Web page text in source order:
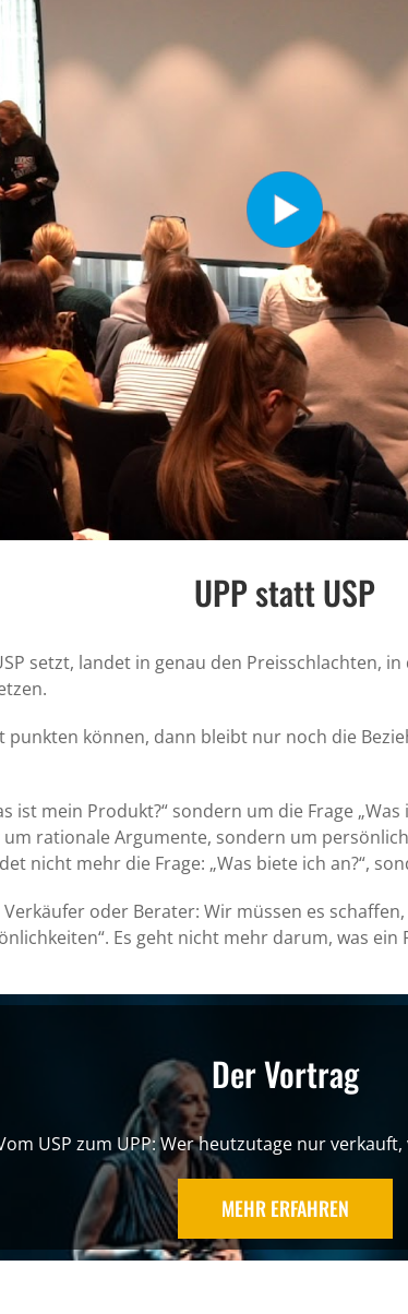
UPP statt USP
setzt, landet in genau den Preisschlachten,
können, dann bleibt nur noch die
ist mein Produkt?“ sondern um die Frage
rationale Argumente, sondern um
nicht mehr die Frage: „Was biete ich an?“,
oder Berater: Wir müssen es
Es geht nicht mehr darum, was
Der Vortrag
USP zum UPP: Wer heutzutage nur
MEHR ERFAHREN